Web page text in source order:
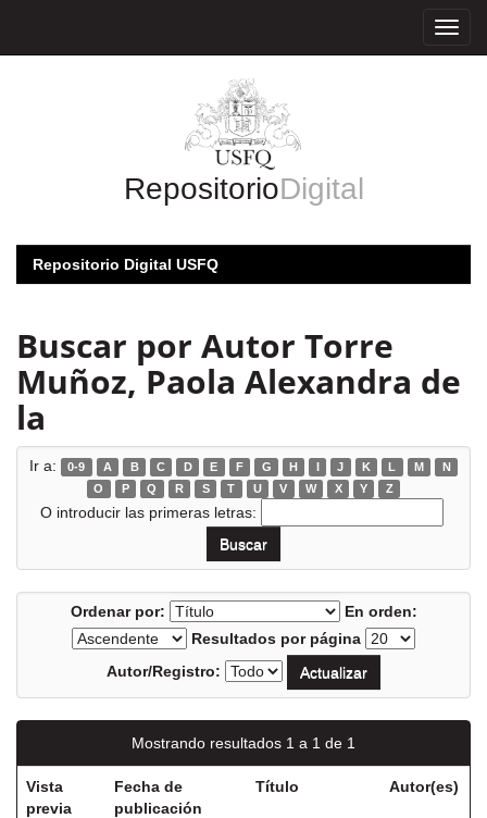
RepositorioDigital
Repositorio Digital USFQ
Buscar por Autor Torre
Muñoz, Paola Alexandra de
la
Ir a: 0-9 A B C D E F G H I J K L M
N
O
P Q R S T U V W X Y Z
O introducir las primeras letras:
Ordenar por:
En orden:
Resultados por página
Autor/Registro:
Mostrando resultados 1 a 1 de 1
Vista
previa
Fecha de
publicación
Título Autor(es)